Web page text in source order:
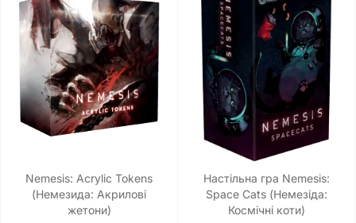
Nemesis: Acrylic Tokens
(Немезида: Акрилові
жетони)
Настільна гра Nemesis:
Space Cats (Немезіда:
Космічні коти)